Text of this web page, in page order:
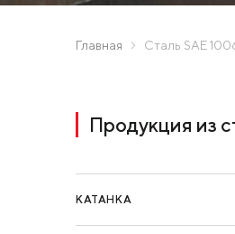
Главная Сталь SAE
Продукция из
КАТАНКА